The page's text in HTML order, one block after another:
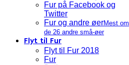
Fur på Facebook og
Twitter
Fur og andre øerMest om
de 26 andre små-øer
Flyt til Fur
Flyt til Fur 2018
Fur